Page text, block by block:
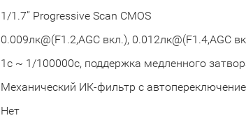
1/1.7’’ Progressive Scan CMOS
0.009лк@(F1.2,AGC вкл.), 0.012лк@(F1.4,AGC
1с ~ 1/100000с, поддержка медленного
Механический ИК-фильтр с
Нет